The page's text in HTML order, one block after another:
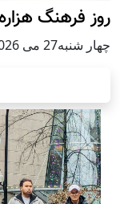
روز فرهنگ
چهار شنبه27 می 2026